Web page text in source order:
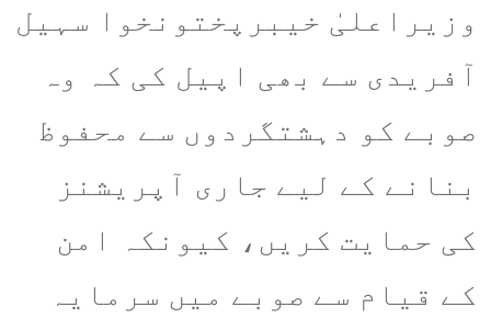
وزیراعلیٰ خیبرپختونخوا سہیل
آفریدی سے بھی اپیل کی کہ وہ
صوبے کو دہشتگردوں سے محفوظ
بنانے کے لیے جاری آپریشنز
کی حمایت کریں، کیونکہ امن
کے قیام سے صوبے میں سرمایہ